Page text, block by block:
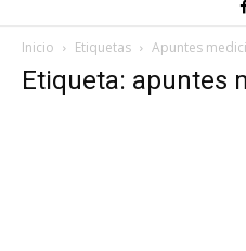
Inicio Etiquetas Apuntes
Etiqueta: apuntes